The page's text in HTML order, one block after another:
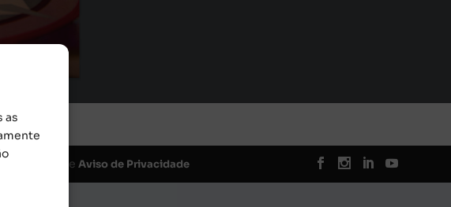
as
eAviso de Privacidade